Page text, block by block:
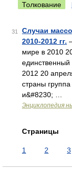
Толкование
31
Случаи
2010-2012 гг.
мире в 2010
единственный
2012 20
страны
и&#8230; …
Энциклопедия
Страницы
1 2 3